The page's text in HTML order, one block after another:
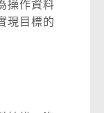
操作資料
現目標的